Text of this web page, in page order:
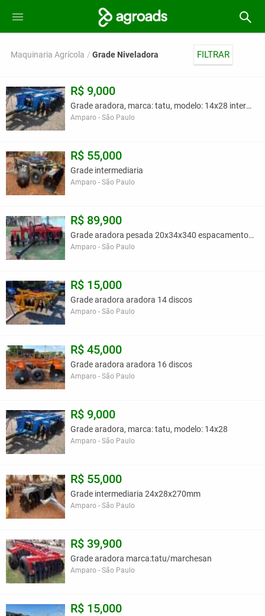
Maquinaria Agrícola Grade Niveladora FILTRAR
R$ 9,000
Grade aradora, marca: tatu, modelo: 14x28 interme
Amparo - São Paulo
R$ 55,000
Grade intermediaria
Amparo - São Paulo
R$ 89,900
Grade aradora pesada 20x34x340 espacamento super p
Amparo - São Paulo
R$ 15,000
Grade aradora aradora 14 discos
Amparo - São Paulo
R$ 45,000
Grade aradora aradora 16 discos
Amparo - São Paulo
R$ 9,000
Grade aradora, marca: tatu, modelo: 14x28
Amparo - São Paulo
R$ 55,000
Grade intermediaria 24x28x270mm
Amparo - São Paulo
R$ 39,900
Grade aradora marca:tatu/marchesan
Amparo - São Paulo
R$ 15,000